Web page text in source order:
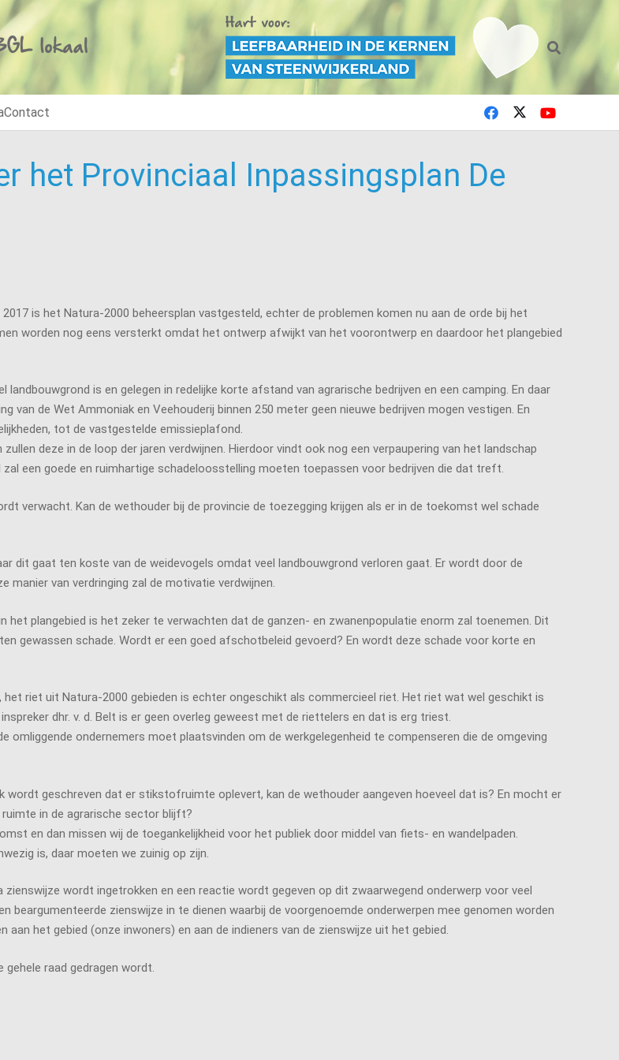
Contact
het Provinciaal Inpassingsplan De
is het Natura-2000 beheersplan vastgesteld, echter de problemen komen nu aan de orde bij het
worden nog eens versterkt omdat het ontwerp afwijkt van het voorontwerp en daardoor het plangebied
is en gelegen in redelijke korte afstand van agrarische bedrijven en een camping. En daar
van de Wet Ammoniak en Veehouderij binnen 250 meter geen nieuwe bedrijven mogen vestigen. En
tot de vastgestelde emissieplafond.
deze in de loop der jaren verdwijnen. Hierdoor vindt ook nog een verpaupering van het landschap
een goede en ruimhartige schadeloosstelling moeten toepassen voor bedrijven die dat treft.
verwacht. Kan de wethouder bij de provincie de toezegging krijgen als er in de toekomst wel schade
dit gaat ten koste van de weidevogels omdat veel landbouwgrond verloren gaat. Er wordt door de
manier van verdringing zal de motivatie verdwijnen.
het plangebied is het zeker te verwachten dat de ganzen- en zwanenpopulatie enorm zal toenemen. Dit
gewassen schade. Wordt er een goed afschotbeleid gevoerd? En wordt deze schade voor korte en
riet uit Natura-2000 gebieden is echter ongeschikt als commercieel riet. Het riet wat wel geschikt is
dhr. v. d. Belt is er geen overleg geweest met de riettelers en dat is erg triest.
omliggende ondernemers moet plaatsvinden om de werkgelegenheid te compenseren die de omgeving
geschreven dat er stikstofruimte oplevert, kan de wethouder aangeven hoeveel dat is? En mocht er
in de agrarische sector blijft?
en dan missen wij de toegankelijkheid voor het publiek door middel van fiets- en wandelpaden.
is, daar moeten we zuinig op zijn.
wordt ingetrokken en een reactie wordt gegeven op dit zwaarwegend onderwerp voor veel
beargumenteerde zienswijze in te dienen waarbij de voorgenoemde onderwerpen mee genomen worden
het gebied (onze inwoners) en aan de indieners van de zienswijze uit het gebied.
raad gedragen wordt.